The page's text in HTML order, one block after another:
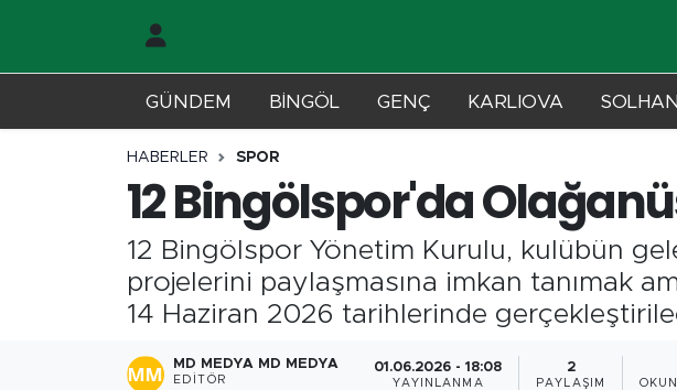
GÜNDEM BİNGÖL GENÇ KARLIOVA SOLHAN
HABERLER SPOR
12 Bingölspor'da
12 Bingölspor Yönetim Kurulu, kulübün
projelerini paylaşmasına imkan tanımak
14 Haziran 2026 tarihlerinde
MD MEDYA MD MEDYA
EDITÖR
01.06.2026 - 18:08
YAYINLANMA
2
PAYLAŞIM
Adaklı-Kiğı
Yayladere-Yedisu
Merkez Trafik Yoğunluk Haritası
Süper Lig Puan Durumu ve Fikstür
Tüm Manşetler
Son Dakika Haberleri